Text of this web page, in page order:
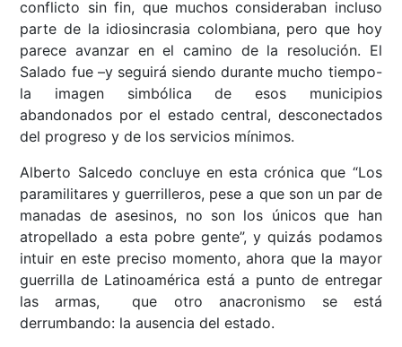
conflicto sin fin, que muchos consideraban incluso
parte de la idiosincrasia colombiana, pero que hoy
parece avanzar en el camino de la resolución. El
Salado fue –y seguirá siendo durante mucho tiempo-
la imagen simbólica de esos municipios
abandonados por el estado central, desconectados
del progreso y de los servicios mínimos.
Alberto Salcedo concluye en esta crónica que “Los
paramilitares y guerrilleros, pese a que son un par de
manadas de asesinos, no son los únicos que han
atropellado a esta pobre gente”, y quizás podamos
intuir en este preciso momento, ahora que la mayor
guerrilla de Latinoamérica está a punto de entregar
las armas, que otro anacronismo se está
derrumbando: la ausencia del estado.